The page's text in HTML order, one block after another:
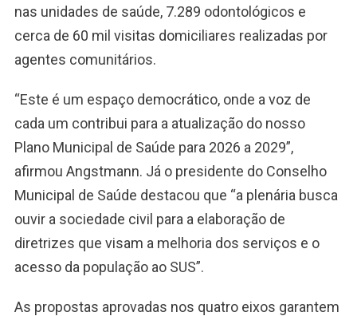
nas unidades de saúde, 7.289 odontológicos e
cerca de 60 mil visitas domiciliares realizadas por
agentes comunitários.
“Este é um espaço democrático, onde a voz de
cada um contribui para a atualização do nosso
Plano Municipal de Saúde para 2026 a 2029”,
afirmou Angstmann. Já o presidente do Conselho
Municipal de Saúde destacou que “a plenária busca
ouvir a sociedade civil para a elaboração de
diretrizes que visam a melhoria dos serviços e o
acesso da população ao SUS”.
As propostas aprovadas nos quatro eixos garantem